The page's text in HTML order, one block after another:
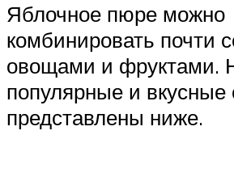
Яблочное пюре можно
комбинировать почти
овощами и фруктами.
популярные и вкусные
представлены ниже.